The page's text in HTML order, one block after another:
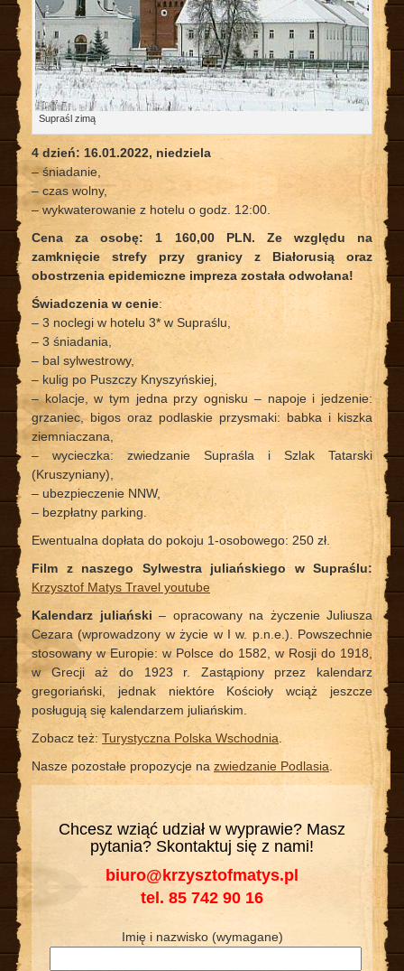
Supraśl zimą
4 dzień: 16.01.2022, niedziela
– śniadanie,
– czas wolny,
– wykwaterowanie z hotelu o godz. 12:00.
Cena za osobę: 1 160,00 PLN. Ze względu na
zamknięcie strefy przy granicy z Białorusią oraz
obostrzenia epidemiczne impreza została odwołana!
Świadczenia w cenie:
– 3 noclegi w hotelu 3* w Supraślu,
– 3 śniadania,
– bal sylwestrowy,
– kulig po Puszczy Knyszyńskiej,
– kolacje, w tym jedna przy ognisku – napoje i jedzenie:
grzaniec, bigos oraz podlaskie przysmaki: babka i kiszka
ziemniaczana,
– wycieczka: zwiedzanie Supraśla i Szlak Tatarski
(Kruszyniany),
– ubezpieczenie NNW,
– bezpłatny parking.
Ewentualna dopłata do pokoju 1-osobowego: 250 zł.
Film z naszego Sylwestra juliańskiego w Supraślu:
Krzysztof Matys Travel youtube
Kalendarz juliański – opracowany na życzenie Juliusza
Cezara (wprowadzony w życie w I w. p.n.e.). Powszechnie
stosowany w Europie: w Polsce do 1582, w Rosji do 1918,
w Grecji aż do 1923 r. Zastąpiony przez kalendarz
gregoriański, jednak niektóre Kościoły wciąż jeszcze
posługują się kalendarzem juliańskim.
Zobacz też:Turystyczna Polska Wschodnia.
Nasze pozostałe propozycje nazwiedzanie Podlasia.
Chcesz wziąć udział w wyprawie? Masz
pytania? Skontaktuj się z nami!
biuro@krzysztofmatys.pl
tel. 85 742 90 16
Imię i nazwisko (wymagane)